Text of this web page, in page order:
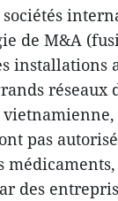
sociétés
de M&A
installations
réseaux
pas
des